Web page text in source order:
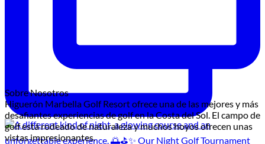
Sobre Nosotros
Higuerón Marbella Golf Resort ofrece una de las mejores y más
desafiantes experiencias de golf en la Costa del Sol. El campo de
golf está rodeado de naturaleza y muchos hoyos ofrecen unas
vistas impresionantes.